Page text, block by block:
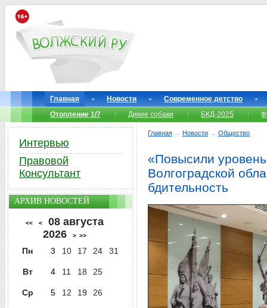
Главная Новости
Современное детство
Отопление 1/7
Дикие собаки БКД-2025
Главная → Новости → Общество
«Повысили
Волгоградской
бдительность
Интервью
Правовой
Консультант
АРХИВ НОВОСТЕЙ
<< <
08 августа
2026
> >>
Пн 3 10 17 24 31
Вт 4 11 18 25
Ср 5 12 19 26